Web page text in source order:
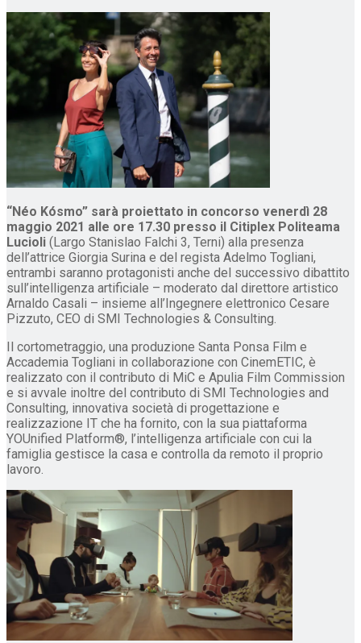
“Néo Kósmo” sarà proiettato in concorso venerdì 28
maggio 2021 alle ore 17.30 presso il Citiplex Politeama
Lucioli (Largo Stanislao Falchi 3, Terni) alla presenza
dell’attrice Giorgia Surina e del regista Adelmo Togliani,
entrambi saranno protagonisti anche del successivo dibattito
sull’intelligenza artificiale – moderato dal direttore artistico
Arnaldo Casali – insieme all’Ingegnere elettronico Cesare
Pizzuto, CEO di SMI Technologies & Consulting.
Il cortometraggio, una produzione Santa Ponsa Film e
Accademia Togliani in collaborazione con CinemETIC, è
realizzato con il contributo di MiC e Apulia Film Commission
e si avvale inoltre del contributo di SMI Technologies and
Consulting, innovativa società di progettazione e
realizzazione IT che ha fornito, con la sua piattaforma
YOUnified Platform®, l’intelligenza artificiale con cui la
famiglia gestisce la casa e controlla da remoto il proprio
lavoro.